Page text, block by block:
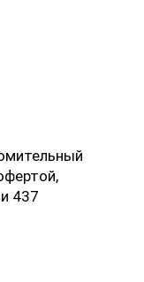
437